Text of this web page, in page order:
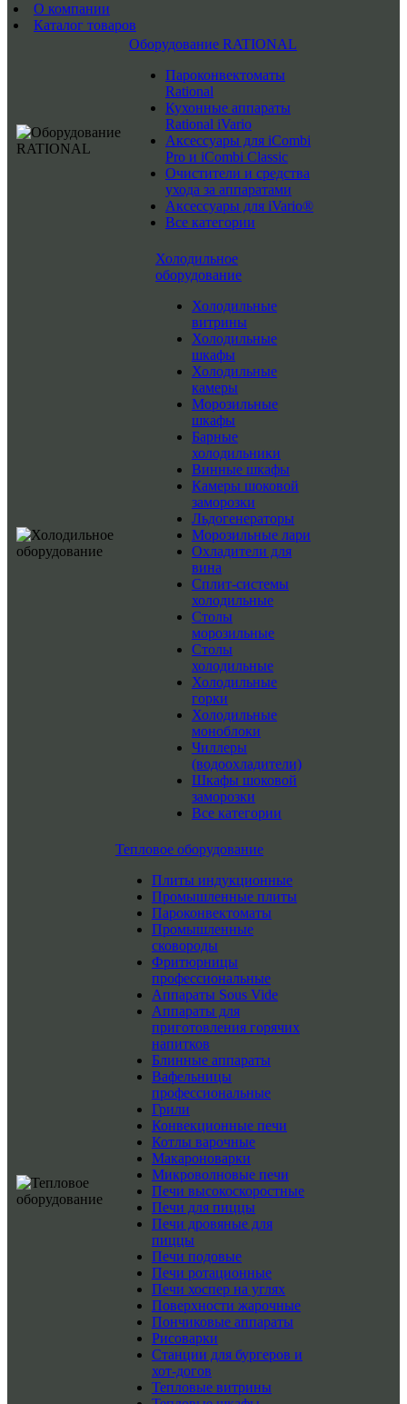
О компании
Каталог товаров
Оборудование RATIONAL
Пароконвектоматы
Rational
Кухонные аппараты
Rational iVario
Аксессуары для iCombi
Pro и iCombi Classic
Очистители и средства
ухода за аппаратами
Аксессуары для iVario®
Все категории
Холодильное
оборудование
Холодильные
витрины
Холодильные
шкафы
Холодильные
камеры
Морозильные
шкафы
Барные
холодильники
Винные шкафы
Камеры шоковой
заморозки
Льдогенераторы
Морозильные лари
Охладители для
вина
Сплит-системы
холодильные
Столы
морозильные
Столы
холодильные
Холодильные
горки
Холодильные
моноблоки
Чиллеры
(водоохладители)
Шкафы шоковой
заморозки
Все категории
Тепловое оборудование
Плиты индукционные
Промышленные плиты
Пароконвектоматы
Промышленные
сковороды
Фритюрницы
профессиональные
Аппараты Sous Vide
Аппараты для
приготовления горячих
напитков
Блинные аппараты
Вафельницы
профессиональные
Грили
Конвекционные печи
Котлы варочные
Макароноварки
Микроволновые печи
Печи высокоскоростные
Печи для пиццы
Печи дровяные для
пиццы
Печи подовые
Печи ротационные
Печи хоспер на углях
Поверхности жарочные
Пончиковые аппараты
Рисоварки
Станции для бургеров и
хот-догов
Тепловые витрины